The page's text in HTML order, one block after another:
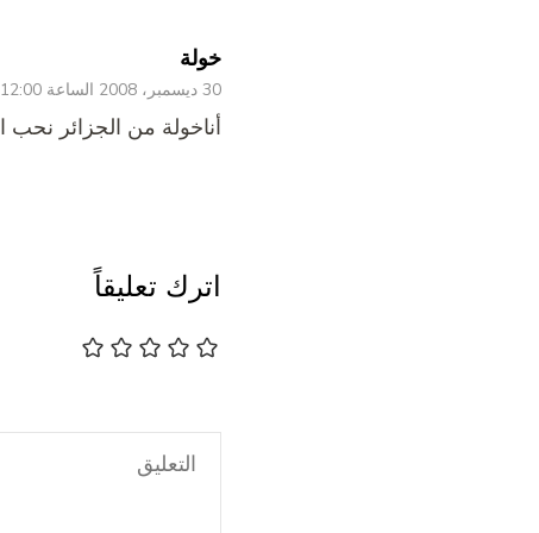
خولة
30 ديسمبر، 2008 الساعة 12:00 ص
أناخولة من الجزائر
اترك تعليقاً